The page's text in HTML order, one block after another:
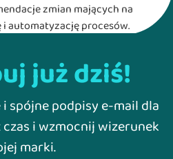
zmian mających na
automatyzację procesów.
już dziś!
spójne podpisy e-mail dla
i wzmocnij wizerunek
marki.